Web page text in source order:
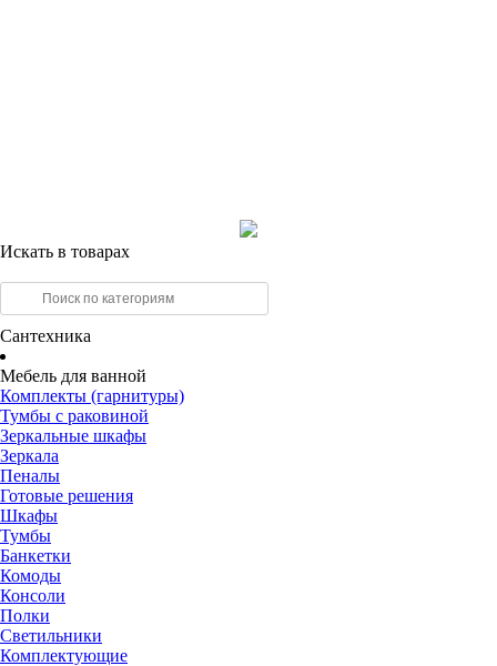
Искать в товарах
Сантехника
Мебель для ванной
Комплекты (гарнитуры)
Тумбы с раковиной
Зеркальные шкафы
Зеркала
Пеналы
Готовые решения
Шкафы
Тумбы
Банкетки
Комоды
Консоли
Полки
Светильники
Комплектующие